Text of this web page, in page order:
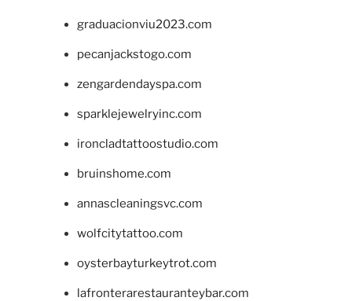
graduacionviu2023.com
pecanjackstogo.com
zengardendayspa.com
sparklejewelryinc.com
ironcladtattoostudio.com
bruinshome.com
annascleaningsvc.com
wolfcitytattoo.com
oysterbayturkeytrot.com
lafronterarestauranteybar.com